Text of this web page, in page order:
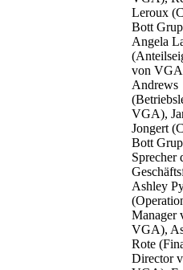
Leroux
Bott
Angela
von
Andrews
VGA),
Jongert
Bott
Sprecher
Ashley
Manager
VGA),
Rote
Director